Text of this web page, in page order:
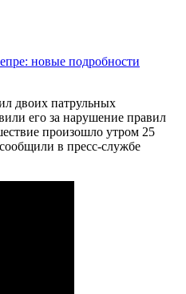
двоих патрульных
его за нарушение правил
произошло утром 25
в пресс-службе